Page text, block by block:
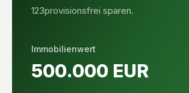
123provisionsfrei sparen.
Immobilienwert
500.000 EUR